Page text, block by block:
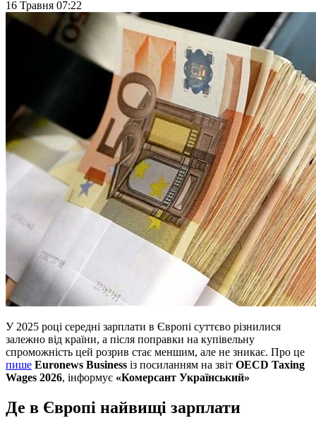
16 Травня 07:22
У 2025 році середні зарплати в Європі суттєво різнилися
залежно від країни, а після поправки на купівельну
спроможність цей розрив стає меншим, але не зникає. Про це
пише Euronews Business із посиланням на звіт OECD Taxing
Wages 2026, інформує «Комерсант Український»
Де в Європі найвищі зарплати